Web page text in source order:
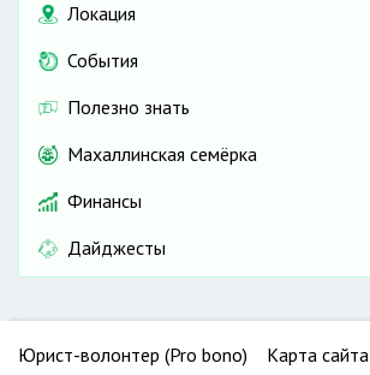
Локация
События
Полезно знать
Махаллинская семёрка
Финансы
Дайджесты
Юрист-волонтер (Pro bono) Карта сайта